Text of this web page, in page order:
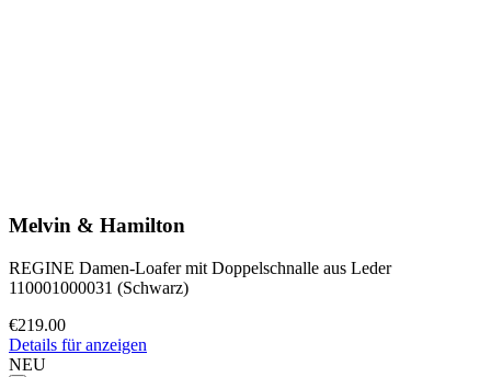
Melvin & Hamilton
REGINE Damen-Loafer mit Doppelschnalle aus Leder
110001000031 (Schwarz)
€219.00
Details für anzeigen
NEU